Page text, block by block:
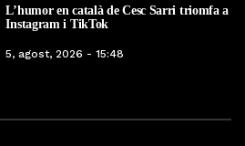
L’humor en català de Cesc Sarri triomfa a
Instagram i TikTok
5, agost, 2026 - 15:48